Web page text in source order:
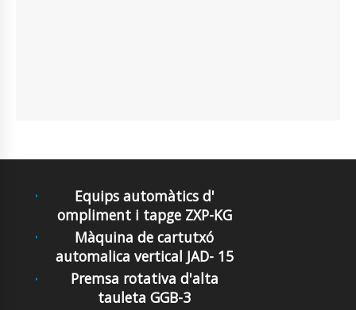
Equips automàtics d'
ompliment i tapge ZXP-KG
Màquina de cartutxó
automalica vertical JAD- 15
Premsa rotativa d'alta
tauleta GGB-3